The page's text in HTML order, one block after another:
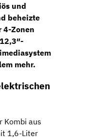
und
beheizte
4-Zonen
mehr.
Kombi aus
1,6-Liter